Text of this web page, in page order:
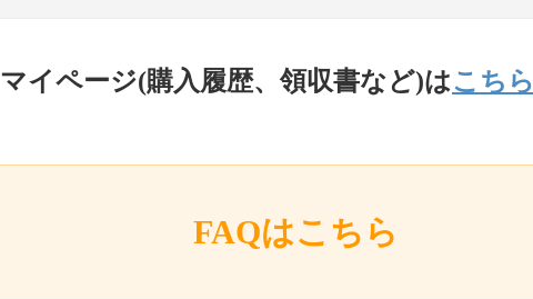
マイページ(購入履歴、領収書など)はこちら
FAQはこちら